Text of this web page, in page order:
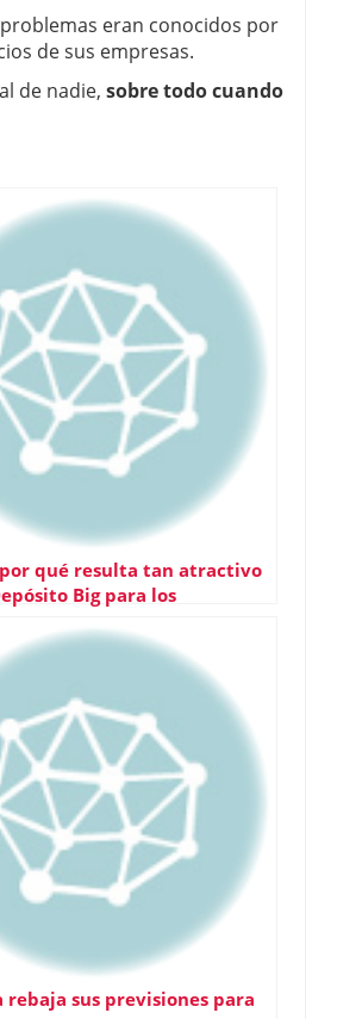
eran conocidos por
de sus empresas.
de nadie, sobre todo cuando
por qué resulta tan atractivo
Big para los
rebaja sus previsiones para